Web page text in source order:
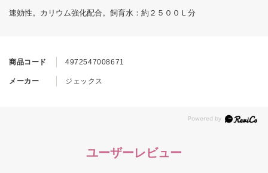
商品コード 4972547008671
メーカー ジェックス
速効性。カリウム強化配合。飼育水：約２５００Ｌ分
ユーザーレビュー